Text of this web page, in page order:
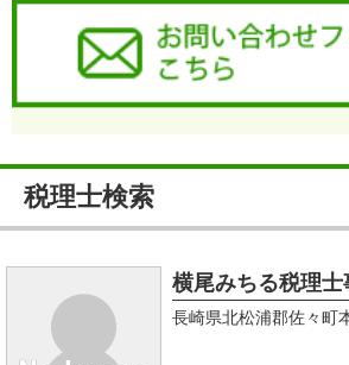
税理士検索
横尾みちる税理士
長崎県北松浦郡佐々町